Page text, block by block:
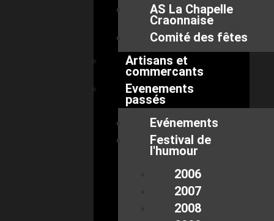
AS La Chapelle
Craonnaise
Comité des fêtes
Artisans et
commercants
Evenements
passés
Evénements
Festival de
l'humour
2006
2007
2008